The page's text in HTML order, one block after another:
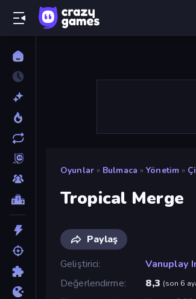
Oyunlar » Bulmaca » Yönetim »
Tropical Merge
Paylaş
Geliştirici
Vanuplay
Değerlendirme
8,3 (son 6